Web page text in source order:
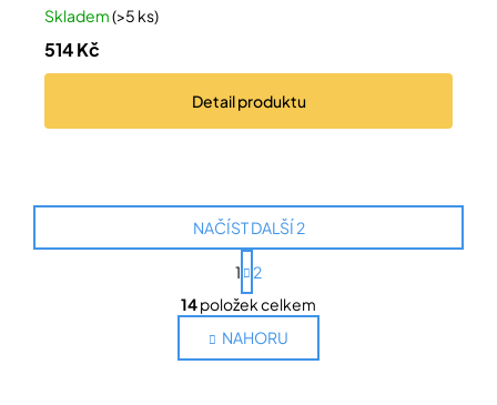
Skladem(>5 ks)
514 Kč
Detailproduktu
O
v
l
á
NAČÍST DALŠÍ 2
S
t
r
á
n
k
1
2
14položek celkem
NAHORU